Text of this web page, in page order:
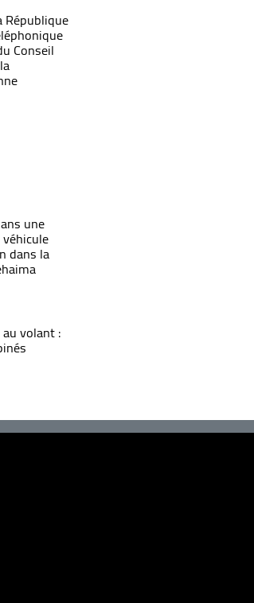
République
Conseil
une
dans la
volant :